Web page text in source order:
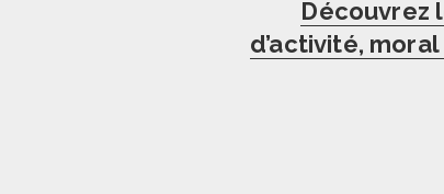
Next
post:
Découvrez
d’activité,